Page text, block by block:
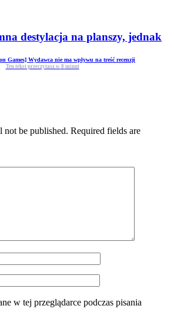
destylacja na planszy, jednak
Games] Wydawca nie ma wpływu na treść recenzji
Ten tekst przeczytasz w 8 minut
not be published. Required fields are
w tej przeglądarce podczas pisania